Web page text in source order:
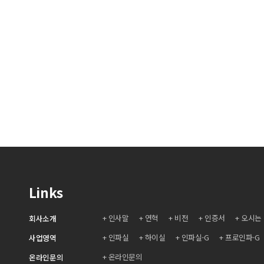
Links
회사소개 인사말 연혁 비전 인증서
오시는
사업영역
인파실 하이실 인파실-G
프로인파-G
온라인문의
온라인문의